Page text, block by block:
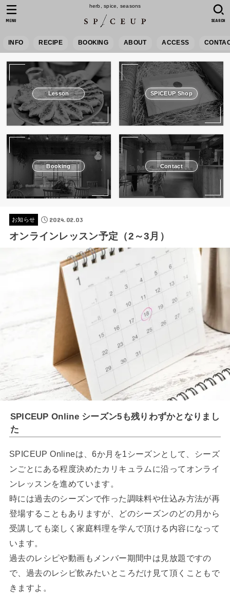
herb, spice, seasons
INFO RECIPE BOOKING ABOUT ACCESS
SEARCH
MENU
Lesson SPICEUP Shop
Booking Contact
お知らせ 2024.02.03
オンラインレッスン予定（2～3月）
SPICEUP Online シーズン5も残りわずかとなりまし
た
SPICEUP Onlineは、6か月を1シーズンとして、シーズ
ンごとにある程度決めたカリキュラムに沿ってオンライ
ンレッスンを進めています。
時には過去のシーズンで作った調味料や仕込み方法が再
登場することもありますが、どのシーズンのどの月から
受講しても楽しく家庭料理を学んで頂ける内容になって
います。
過去のレシピや動画もメンバー期間中は見放題ですの
で、過去のレシピ飲みたいところだけ見て頂くこともで
きますよ。